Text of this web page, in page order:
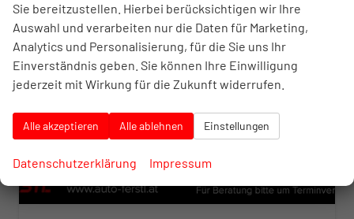
Sie bereitzustellen. Hierbei berücksichtigen wir Ihre
Auswahl und verarbeiten nur die Daten für Marketing,
Analytics und Personalisierung, für die Sie uns Ihr
Einverständnis geben. Sie können Ihre Einwilligung
jederzeit mit Wirkung für die Zukunft widerrufen.
Alle akzeptieren Alle ablehnen Einstellungen
Datenschutzerklärung Impressum